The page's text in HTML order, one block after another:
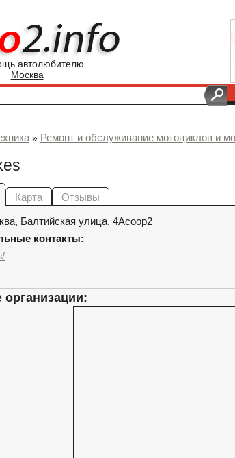
автолюбителю
Москва
» Ремонт и обслуживание мотоциклов и
Карта Отзывы
, Балтийская улица, 4Асоор2
контакты: